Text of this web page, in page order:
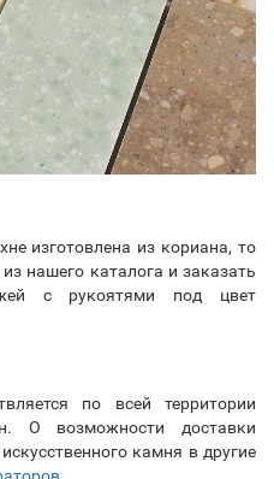
изготовлена из кориана, то
нашего каталога и заказать
с рукоятями под цвет
по всей территории
О возможности доставки
камня в другие